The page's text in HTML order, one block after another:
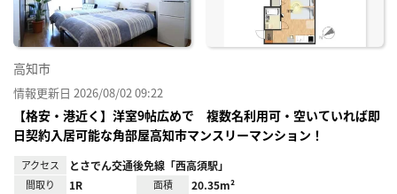
高知市
情報更新日 2026/08/02 09:22
【格安・港近く】洋室9帖広めで 複数名利用可・空いていれば即
日契約入居可能な角部屋高知市マンスリーマンション！
アクセス とさでん交通後免線「西高須駅」
間取り 1R 面積 20.35m²